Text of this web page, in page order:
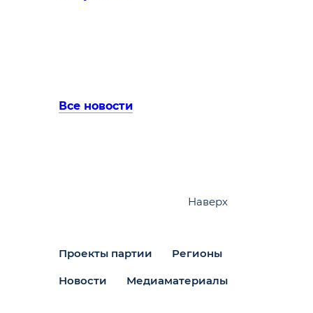
Все новости
Проекты партии Регионы
Новости Медиаматериалы
Наверх